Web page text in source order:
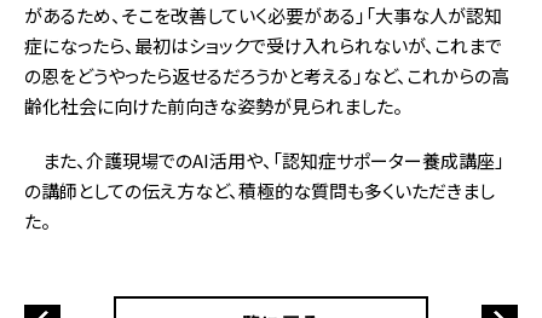
があるため、そこを改善していく必要がある」「大事な人が認知
症になったら、最初はショックで受け入れられないが、これまで
の恩をどうやったら返せるだろうかと考える」など、これからの高
齢化社会に向けた前向きな姿勢が見られました。
また、介護現場でのAI活用や、「認知症サポーター養成講座」
の講師としての伝え方など、積極的な質問も多くいただきまし
た。